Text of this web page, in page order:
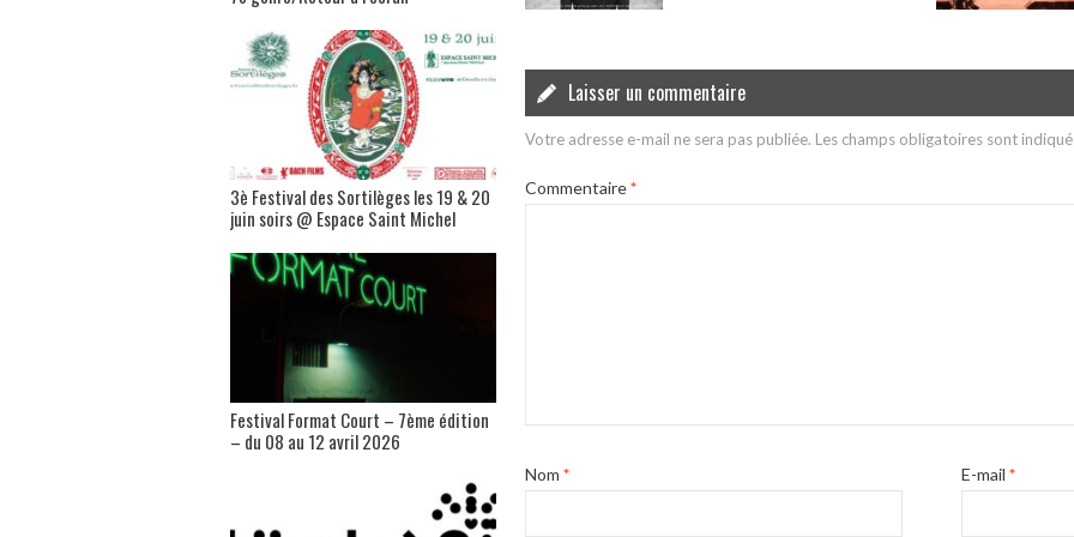
Laisser un commentaire
Votre adresse e-mail ne sera pas publiée. Les champs obligatoires sont
Commentaire*
Nom * E-mail*
3è Festival des Sortilèges les 19 & 20
juin soirs @ Espace Saint Michel
Festival Format Court – 7ème édition
– du 08 au 12 avril 2026